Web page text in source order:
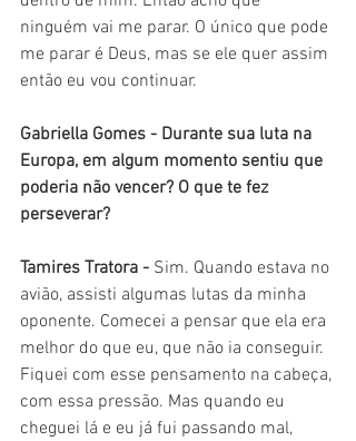
ninguém vai me parar. O único que pode
me parar é Deus, mas se ele quer assim
então eu vou continuar.
Gabriella Gomes - Durante sua luta na
Europa, em algum momento sentiu que
poderia não vencer? O que te fez
perseverar?
Tamires Tratora - Sim. Quando estava no
avião, assisti algumas lutas da minha
oponente. Comecei a pensar que ela era
melhor do que eu, que não ia conseguir.
Fiquei com esse pensamento na cabeça,
com essa pressão. Mas quando eu
cheguei lá e eu já fui passando mal,